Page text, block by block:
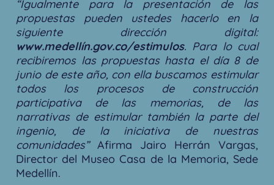
“Igualmente para la presentación de las
propuestas pueden ustedes hacerlo en la
siguiente dirección digital:
www.medellín.gov.co/estimulos. Para lo cual
recibiremos las propuestas hasta el día 8 de
junio de este año, con ella buscamos estimular
todos los procesos de construcción
participativa de las memorias, de las
narrativas de estimular también la parte del
ingenio, de la iniciativa de nuestras
comunidades”Afirma Jairo Herrán Vargas,
Director del Museo Casa de la Memoria, Sede
Medellín.